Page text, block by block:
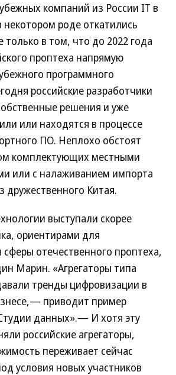
компаний из России IT в
роде откатились
только в том, что до 2022 года
проптеха напрямую
программного
российские разработчики
решения и уже
или находятся в процессе
ПО. Неплохо обстоят
комплектующих местными
или с налаживанием импорта
дружественного Китая.
выступали скорее
ориентирами для
отечественного проптеха,
Марин. «Агрегаторы типа
тренды цифровизации в
приводит пример
данных».— И хотя эту
российские агрегаторы,
переживает сейчас
условия новых участников